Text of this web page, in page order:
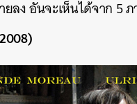
ยลง อันจะเห็นได้จาก 5